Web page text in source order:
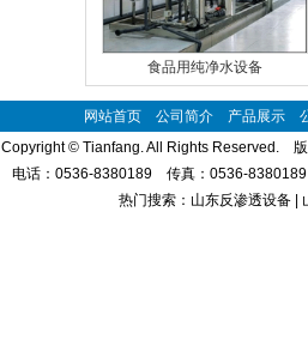
食品用纯净水设备
网站首页 公司简介 产品展示
Copyright © Tianfang. All Rights Reserved.
电话：0536-8380189 传真：0536-
热门搜索：山东反渗透设备 |